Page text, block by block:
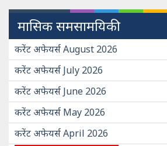
मासिक समसामयिकी
करेंट अफेयर्स August 2026
करेंट अफेयर्स July 2026
करेंट अफेयर्स June 2026
करेंट अफेयर्स May 2026
करेंट अफेयर्स April 2026